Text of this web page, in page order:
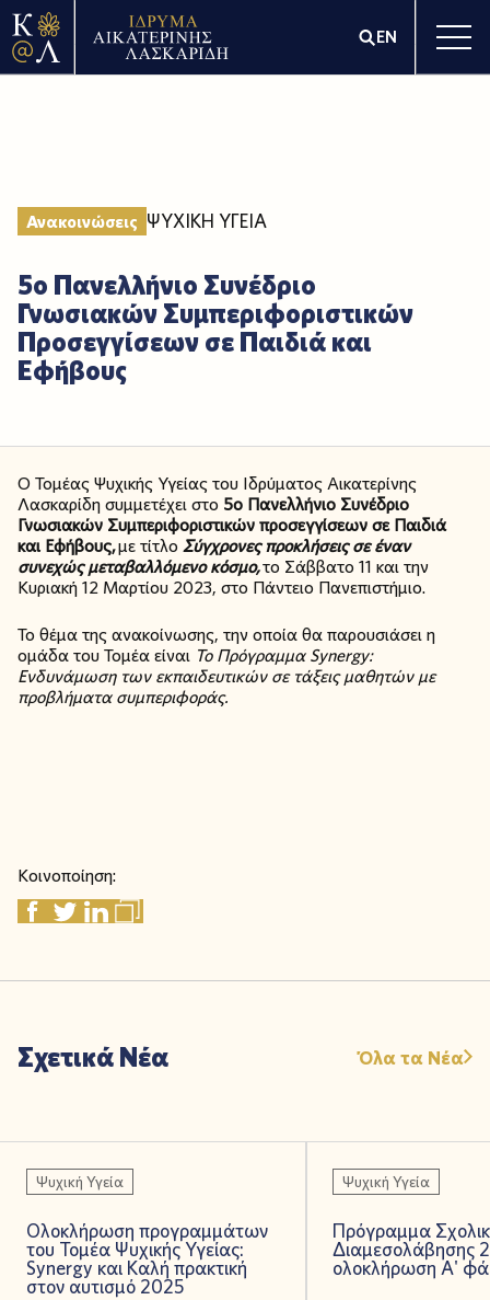
EN
Ανακοινώσεις ΨΥΧΙΚΗ ΥΓΕΙΑ
5ο Πανελλήνιο Συνέδριο
Γνωσιακών Συμπεριφοριστικών
Προσεγγίσεων σε Παιδιά και
Εφήβους
Ο Τομέας Ψυχικής Υγείας του Ιδρύματος Αικατερίνης
Λασκαρίδη συμμετέχει στο 5ο Πανελλήνιο Συνέδριο
Γνωσιακών Συμπεριφοριστικών προσεγγίσεων σε Παιδιά
και Εφήβους,με τίτλο Σύγχρονες προκλήσεις σε έναν
συνεχώς μεταβαλλόμενο κόσμο,το Σάββατο 11 και την
Κυριακή 12 Μαρτίου 2023, στο Πάντειο Πανεπιστήμιο.
Το θέμα της ανακοίνωσης, την οποία θα παρουσιάσει η
ομάδα του Τομέα είναι Το Πρόγραμμα Synergy:
Ενδυνάμωση των εκπαιδευτικών σε τάξεις μαθητών με
προβλήματα συμπεριφοράς.
Κοινοποίηση:
Σχετικά Νέα Όλα τα Νέα
Ψυχική Υγεία
Ολοκλήρωση προγραμμάτων
του Τομέα Ψυχικής Υγείας:
Synergy και Καλή πρακτική
στον αυτισμό 2025
Ψυχική Υγεία
Πρόγραμμα
Διαμεσολάβησης
ολοκλήρωση Α'